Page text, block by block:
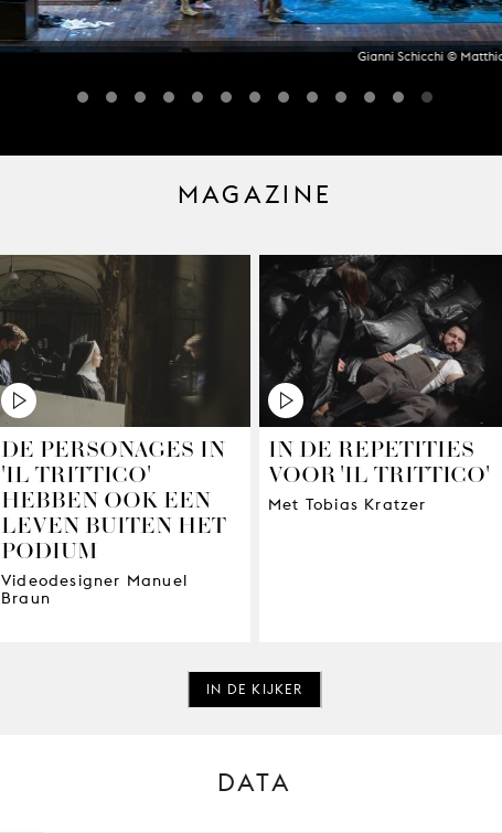
Gianni Schicchi ©
MAGAZINE
DE PERSONAGES IN
'IL TRITTICO'
HEBBEN OOK EEN
LEVEN BUITEN HET
PODIUM
Videodesigner Manuel
Braun
IN DE REPETITIES
VOOR 'IL TRITTICO'
Met Tobias Kratzer
IN DE KIJKER
DATA